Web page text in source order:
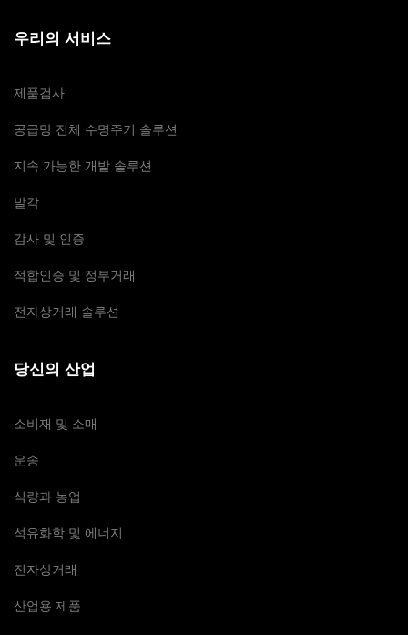
우리의 서비스
제품검사
공급망 전체 수명주기 솔루션
지속 가능한 개발 솔루션
발각
감사 및 인증
적합인증 및 정부거래
전자상거래 솔루션
당신의 산업
소비재 및 소매
운송
식량과 농업
석유화학 및 에너지
전자상거래
산업용 제품